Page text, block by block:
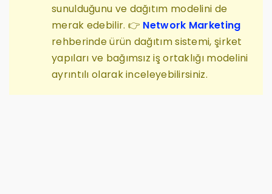
sunulduğunu ve dağıtım modelini de
merak edebilir. 👉 Network Marketing
rehberinde ürün dağıtım sistemi, şirket
yapıları ve bağımsız iş ortaklığı modelini
ayrıntılı olarak inceleyebilirsiniz.